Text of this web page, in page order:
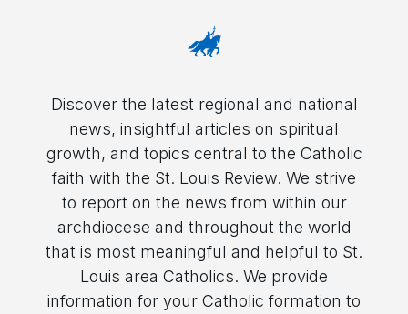
Discover the latest regional and national
news, insightful articles on spiritual
growth, and topics central to the Catholic
faith with the St. Louis Review. We strive
to report on the news from within our
archdiocese and throughout the world
that is most meaningful and helpful to St.
Louis area Catholics. We provide
information for your Catholic formation to